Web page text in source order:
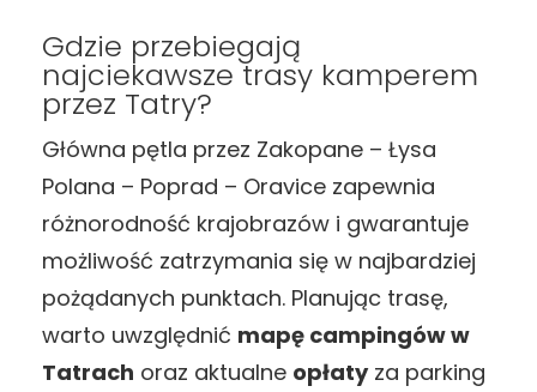
Gdzie przebiegają
najciekawsze trasy kamperem
przez Tatry?
Główna pętla przez Zakopane – Łysa
Polana – Poprad – Oravice zapewnia
różnorodność krajobrazów i gwarantuje
możliwość zatrzymania się w najbardziej
pożądanych punktach. Planując trasę,
warto uwzględnić mapę campingów w
Tatrach oraz aktualne opłatyza parking